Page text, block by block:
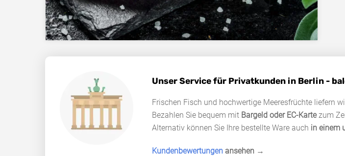
Unser Service für Privatkunden in Berlin -
Frischen Fisch und hochwertige Meeresfrüchte liefern
Bezahlen Sie bequem mit Bargeld oder EC-Kartezum
Alternativ können Sie Ihre bestellte Ware auch in einem
Kundenbewertungenansehen →